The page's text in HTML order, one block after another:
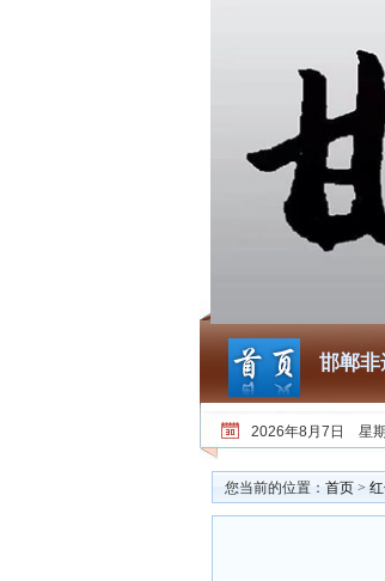
邯郸非
2026年8月7日 星
您当前的位置： 首页 >